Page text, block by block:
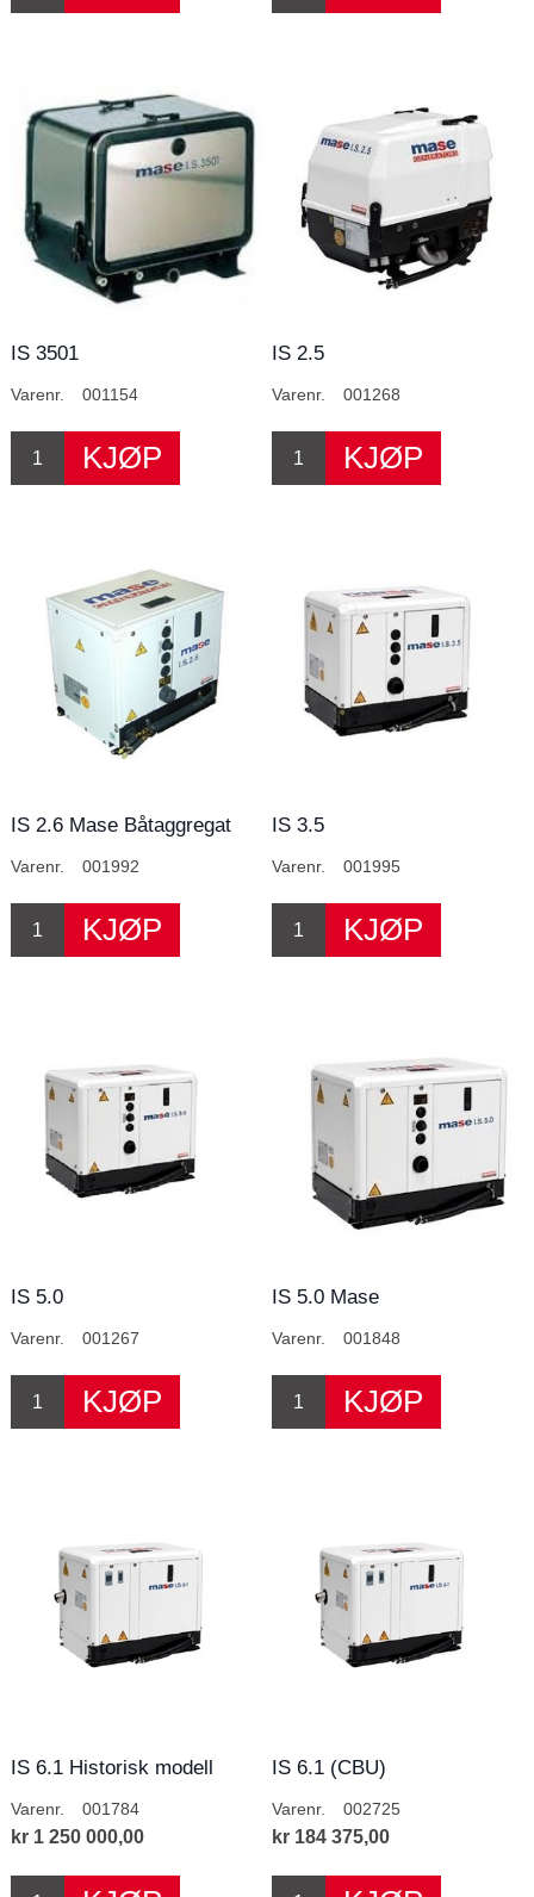
IS 3501
Varenr. 001154
IS 2.5
Varenr. 001268
IS 2.6 Mase Båtaggregat
Varenr. 001992
IS 3.5
Varenr. 001995
IS 5.0
Varenr. 001267
IS 5.0 Mase
Varenr. 001848
IS 6.1 Historisk modell
Varenr. 001784
kr 1 250 000,00
IS 6.1 (CBU)
Varenr. 002725
kr 184 375,00